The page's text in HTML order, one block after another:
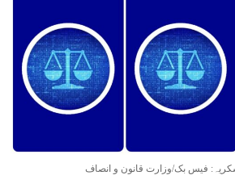
فیس بک/وزارت قانون و انصاف